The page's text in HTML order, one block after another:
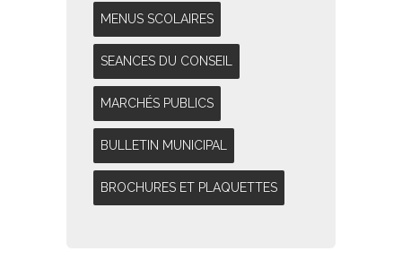
MENUS SCOLAIRES
SEANCES DU CONSEIL
MARCHÉS PUBLICS
BULLETIN MUNICIPAL
BROCHURES ET PLAQUETTES